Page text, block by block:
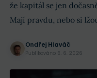
že kapitál se jen
Mají pravdu, nebo si
Ondřej Hlaváč
Publikováno 6. 6. 2026